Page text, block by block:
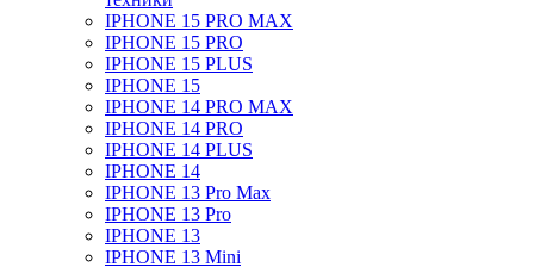
IPHONE 15 PRO MAX
IPHONE 15 PRO
IPHONE 15 PLUS
IPHONE 15
IPHONE 14 PRO MAX
IPHONE 14 PRO
IPHONE 14 PLUS
IPHONE 14
IPHONE 13 Pro Max
IPHONE 13 Pro
IPHONE 13
IPHONE 13 Mini